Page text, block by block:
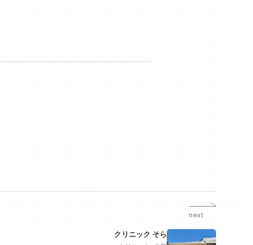
next
クリニック そら